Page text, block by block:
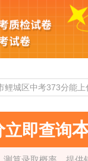
鲤城区中考373分能上
立即查询